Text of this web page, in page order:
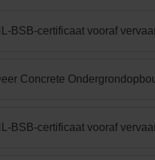
BSB-certificaat vooraf
Concrete
BSB-certificaat vooraf